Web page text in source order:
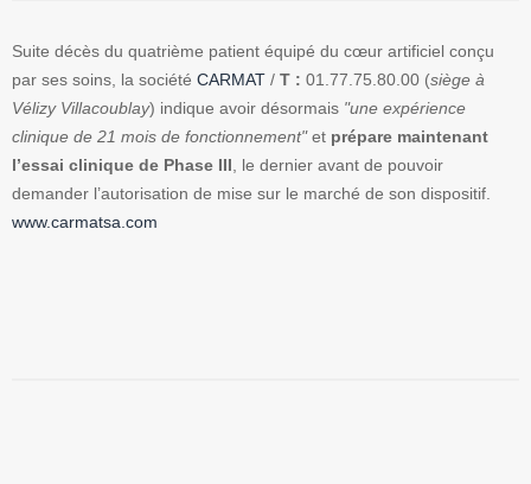
Suite décès du quatrième patient équipé du cœur artificiel conçu
par ses soins, la société CARMAT / T : 01.77.75.80.00 (siège à
Vélizy Villacoublay) indique avoir désormais "une expérience
clinique de 21 mois de fonctionnement"et prépare maintenant
l’essai clinique de Phase III, le dernier avant de pouvoir
demander l’autorisation de mise sur le marché de son dispositif.
www.carmatsa.com